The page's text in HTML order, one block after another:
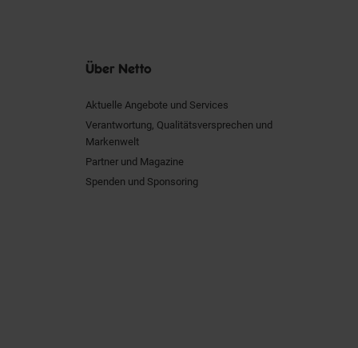
Über Netto
Aktuelle Angebote und Services
Verantwortung, Qualitätsversprechen und
Markenwelt
Partner und Magazine
Spenden und Sponsoring